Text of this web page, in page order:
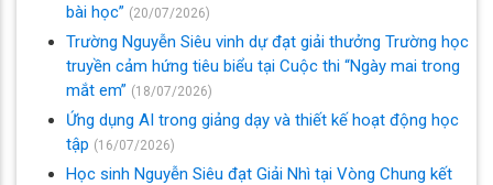
bài học” (20/07/2026)
Trường Nguyễn Siêu vinh dự đạt giải thưởng Trường học
truyền cảm hứng tiêu biểu tại Cuộc thi “Ngày mai trong
mắt em” (18/07/2026)
Ứng dụng AI trong giảng dạy và thiết kế hoạt động học
tập (16/07/2026)
Học sinh Nguyễn Siêu đạt Giải Nhì tại Vòng Chung kết